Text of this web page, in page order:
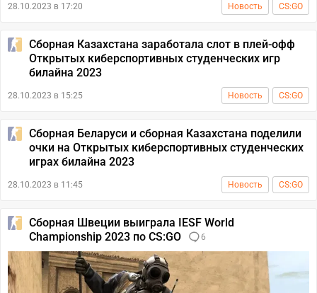
28.10.2023 в 17:20 Новость CS:GO
Сборная Казахстана заработала слот в плей-офф
Открытых киберспортивных студенческих игр
билайна 2023
28.10.2023 в 15:25 Новость CS:GO
Сборная Беларуси и сборная Казахстана поделили
очки на Открытых киберспортивных студенческих
играх билайна 2023
28.10.2023 в 11:45 Новость CS:GO
Сборная Швеции выиграла IESF World
Championship 2023 по CS:GO
6